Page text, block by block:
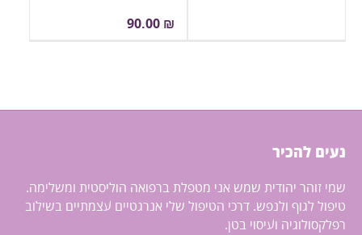
סינרג'י – תרסיס
90.00 ₪
נעים להכיר
שמי זוהר יהודית שמש אני מטפלת ברפואה הוליסטית ומשלימה.
טיפול לגוף ולנפש. דרכי הטיפול שלי אנרגטיים עצמתיים בשילוב
רפלקסולוגיה ועיסוי בטן.